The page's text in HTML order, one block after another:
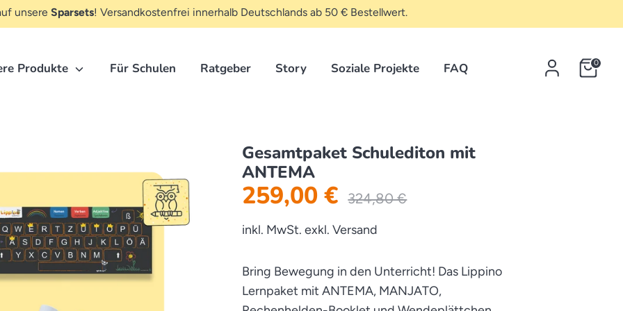
unsere Sparsets! Versandkostenfrei innerhalb Deutschlands ab 50 € Bestellwert.
Produkte Für Schulen Ratgeber Story Soziale Projekte FAQ
Hier
0
Gesamtpaket Schulediton mit
ANTEMA
259,00 €
Normaler
324,80 €
inkl. MwSt. exkl. Versand
Bring Bewegung in den Unterricht! Das Lippino
Lernpaket mit ANTEMA, MANJATO,